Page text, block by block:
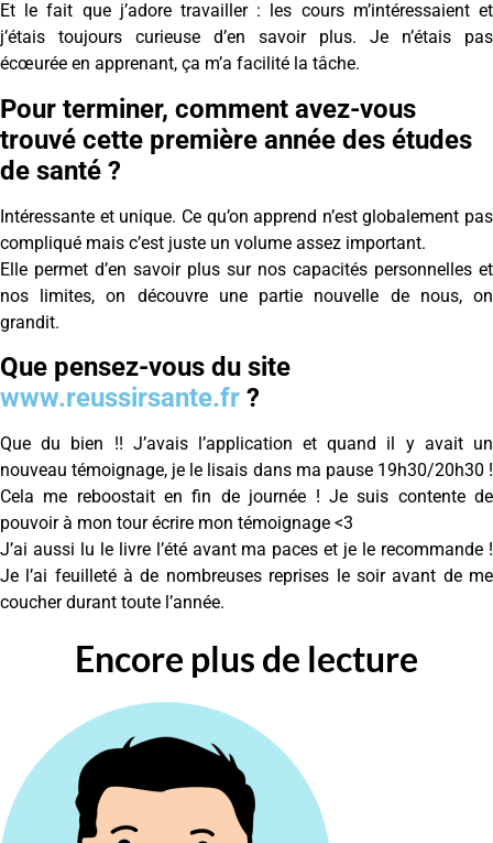
Et le fait que j’adore travailler : les cours m’intéressaient et
j’étais toujours curieuse d’en savoir plus. Je n’étais pas
écœurée en apprenant, ça m’a facilité la tâche.
Pour terminer, comment avez-vous
trouvé cette première année des études
de santé ?
Intéressante et unique. Ce qu’on apprend n’est globalement pas
compliqué mais c’est juste un volume assez important.
Elle permet d’en savoir plus sur nos capacités personnelles et
nos limites, on découvre une partie nouvelle de nous, on
grandit.
Que pensez-vous du site
www.reussirsante.fr ?
Que du bien !! J’avais l’application et quand il y avait un
nouveau témoignage, je le lisais dans ma pause 19h30/20h30 !
Cela me reboostait en fin de journée ! Je suis contente de
pouvoir à mon tour écrire mon témoignage <3
J’ai aussi lu le livre l’été avant ma paces et je le recommande !
Je l’ai feuilleté à de nombreuses reprises le soir avant de me
coucher durant toute l’année.
Encore plus de lecture